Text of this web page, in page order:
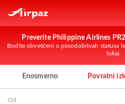
Preverite Philippine Airlines
Bodite obveščeni o posodobitvah statusa
tukaj
Enosmerno Povratni
Od